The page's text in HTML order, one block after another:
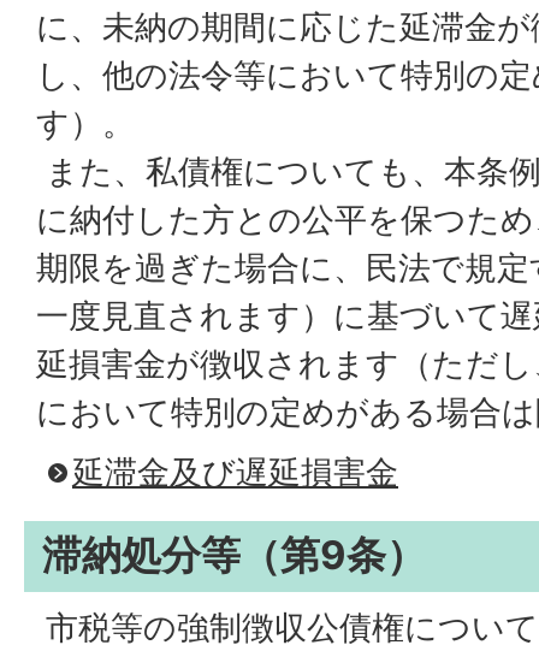
に、未納の期間に応じた延滞金
し、他の法令等において特別の
す）。
また、私債権についても、本条
に納付した方との公平を保つた
期限を過ぎた場合に、民法で規
一度見直されます）に基づいて
延損害金が徴収されます（ただ
において特別の定めがある場合
延滞金及び遅延損害金
滞納処分等（第9条）
市税等の強制徴収公債権につい